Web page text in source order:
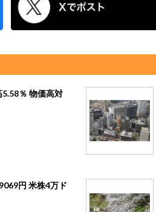
％ 物価高対
円 米株4万ド